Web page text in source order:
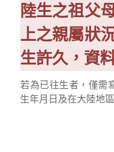
陸生之祖父
上之親屬狀
生許久，資
若為已往生者，僅需
生年月日及在大陸地